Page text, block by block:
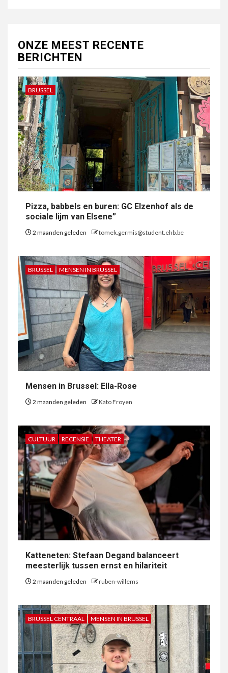
ONZE MEEST RECENTE
BERICHTEN
BRUSSEL
Pizza, babbels en buren: GC Elzenhof als de
sociale lijm van Elsene”
2 maanden geleden tomek.germis@student.ehb.be
BRUSSEL MENSEN IN BRUSSEL
Mensen in Brussel: Ella-Rose
2 maanden geleden Kato Froyen
CULTUUR RECENSIE THEATER
Katteneten: Stefaan Degand balanceert
meesterlijk tussen ernst en hilariteit
2 maanden geleden ruben-willems
BRUSSEL CENTRAAL MENSEN IN BRUSSEL